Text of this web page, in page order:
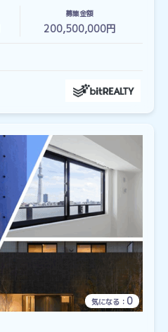
募集金額
200,500,000円
気になる： 0